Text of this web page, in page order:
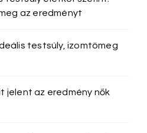
az eredményt
testsúly, izomtömeg
jelent az eredmény nők